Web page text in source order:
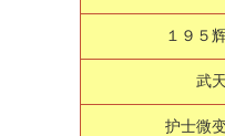
１９５
武
护士微